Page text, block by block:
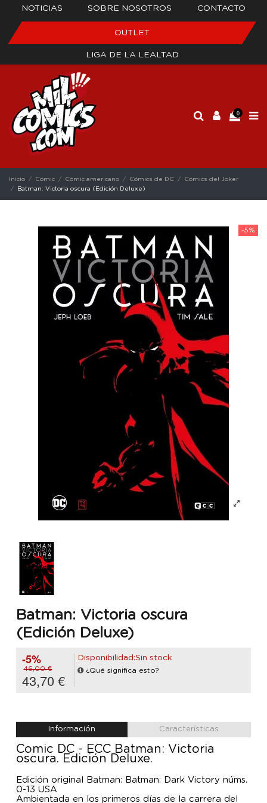
NOTICIAS SOBRE NOSOTROS CONTACTO
OUTLET
LIGA DE LA LEALTAD
0
Inicio Cómic Cómic americano Cómics de DC
Cómics del Joker
Batman: Victoria oscura (Edición Deluxe)
-5%
Batman: Victoria oscura
(Edición Deluxe)
-5%
46,00 €
43,70 €
Disponibilidad:Sin stock
¿Qué significa esto?
Información Características
Comic DC - ECC Batman: Victoria
oscura. Edición Deluxe.
Edición original Batman: Batman: Dark Victory núms.
0-13 USA
Ambientada en los primeros días de la carrera del